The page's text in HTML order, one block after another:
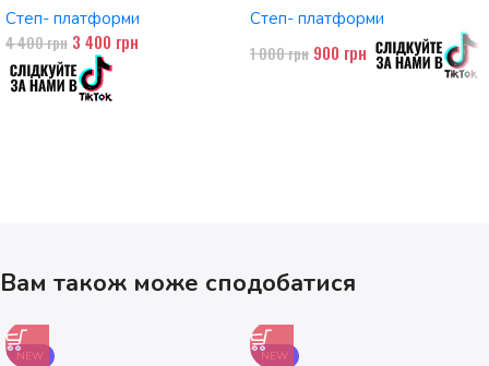
Степ- платформи
4 400грн 3 400 грн
рівні
Степ- платформи
1 000грн 900 грн
Вам також може сподобатися
NEW NEW